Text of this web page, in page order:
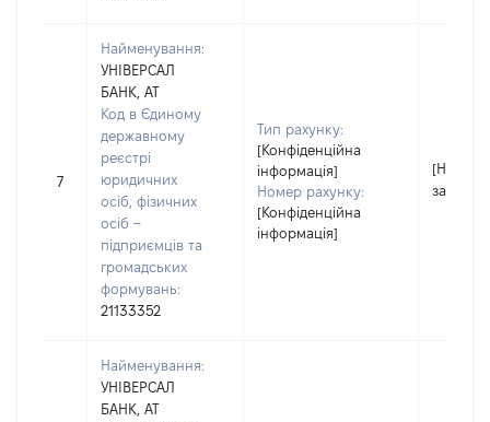
7
Найменування:
УНІВЕРСАЛ
БАНК, АТ
Код в Єдиному
державному
реєстрі
юридичних
осіб, фізичних
осіб –
підприємців та
громадських
формувань:
21133352
Тип рахунку:
[Конфіденційна
інформація]
Номер рахунку:
[Конфіденційна
інформація]
[Не
Найменування:
УНІВЕРСАЛ
БАНК, АТ